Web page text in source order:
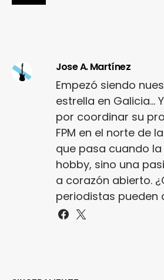
Jose A. Martínez
Empezó siendo
estrella en Galicia...
por coordinar su
FPM en el norte de
que pasa cuando
hobby, sino una
a corazón abierto.
periodistas pueden